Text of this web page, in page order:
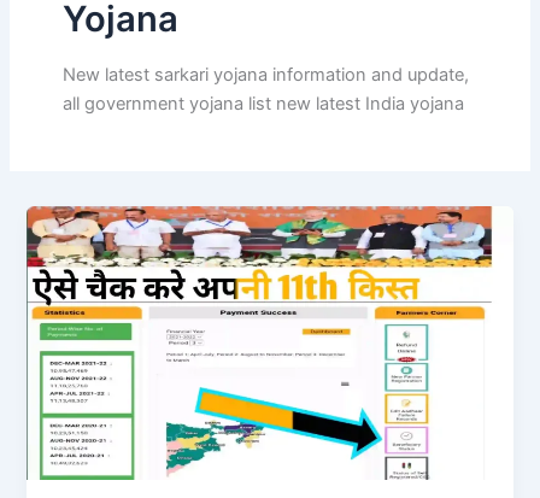
Yojana
New latest sarkari yojana information and update,
all government yojana list new latest India yojana